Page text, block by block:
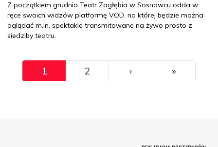
Z początkiem grudnia Teatr Zagłębia w Sosnowcu odda w
ręce swoich widzów platformę VOD, na której będzie można
oglądać m.in. spektakle transmitowane na żywo prosto z
siedziby teatru.
Pagination
1 2 ››› »Ostatni